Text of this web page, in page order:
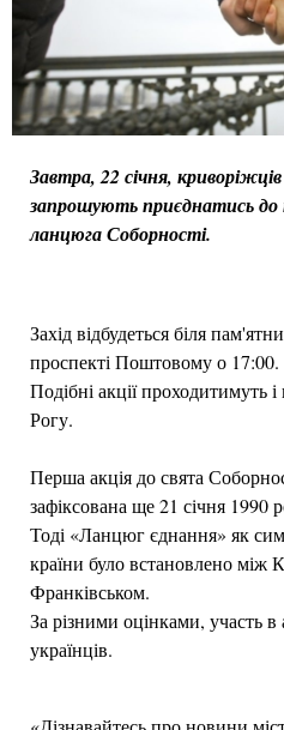
Завтра, 22 січня,
запрошують приєднатись до
ланцюга Соборності.
Захід відбудеться біля
проспекті Поштовому о 17:00.
Подібні акції проходитимуть
Рогу.
Перша акція до свята
зафіксована ще 21 січня 1990
Тоді «Ланцюг єднання» як
країни було встановлено між
Франківськом.
За різними оцінками, участь в
українців.